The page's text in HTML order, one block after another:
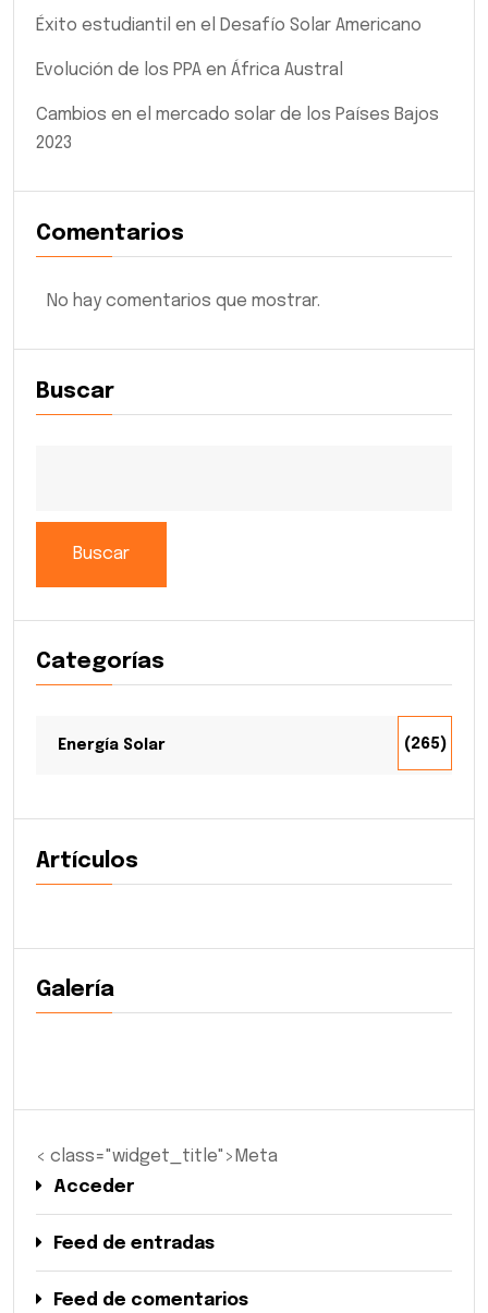
Éxito estudiantil en el Desafío Solar Americano
Evolución de los PPA en África Austral
Cambios en el mercado solar de los Países Bajos
2023
Comentarios
No hay comentarios que mostrar.
Buscar
Buscar
Categorías
Energía Solar (265)
Artículos
Galería
< class="widget_title">Meta
Acceder
Feed de entradas
Feed de comentarios